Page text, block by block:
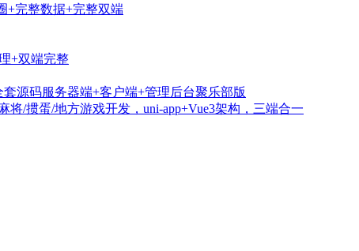
+完整数据+完整双端
+双端完整
源码服务器端+客户端+管理后台聚乐部版
将/掼蛋/地方游戏开发，uni-app+Vue3架构，三端合一